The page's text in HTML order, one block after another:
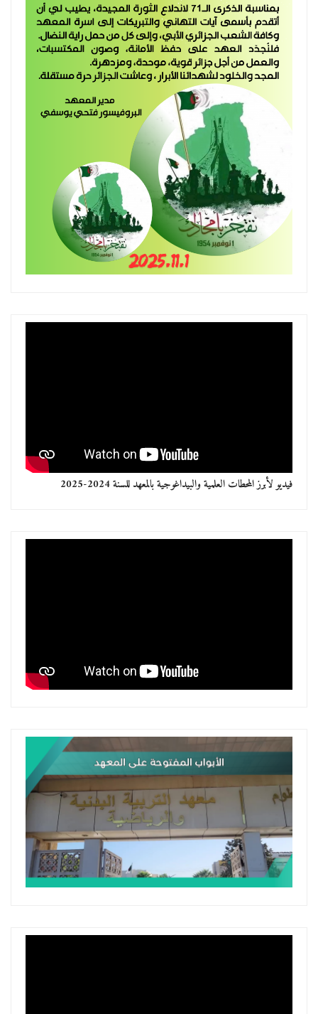
فيديو لأبرز المحطات العلمية والبيداغوجية بالمعهد للسنة 2024-2025